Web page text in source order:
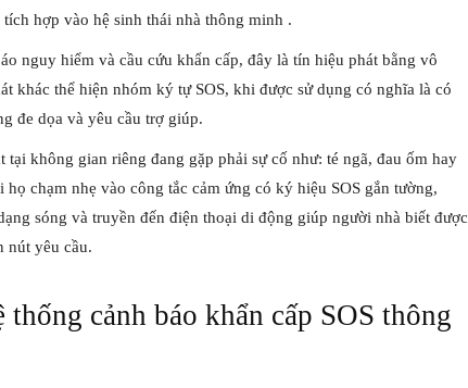
hợp vào hệ sinh thái nhà thông minh .
nguy hiểm và cầu cứu khẩn cấp, đây là tín hiệu phát bằng vô
khác thể hiện nhóm ký tự SOS, khi được sử dụng có nghĩa là có
đe dọa và yêu cầu trợ giúp.
không gian riêng đang gặp phải sự cố như: té ngã, đau ốm hay
chạm nhẹ vào công tắc cảm ứng có ký hiệu SOS gắn tường,
sóng và truyền đến điện thoại di động giúp người nhà biết được
nút yêu cầu.
cảnh báo khẩn cấp SOS thông